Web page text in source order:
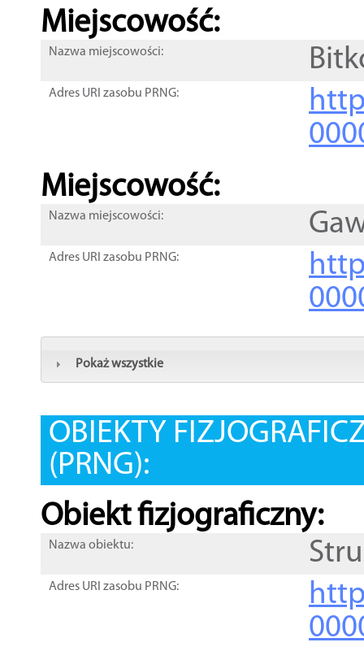
Miejscowość:
Nazwa miejscowości:
Adres URI zasobu PRNG:
Miejscowość:
Nazwa miejscowości:
Adres URI zasobu PRNG:
Pokaż wszystkie
OBIEKTY
(PRNG):
Obiekt fizjograficzny:
Nazwa obiektu:
Adres URI zasobu PRNG: